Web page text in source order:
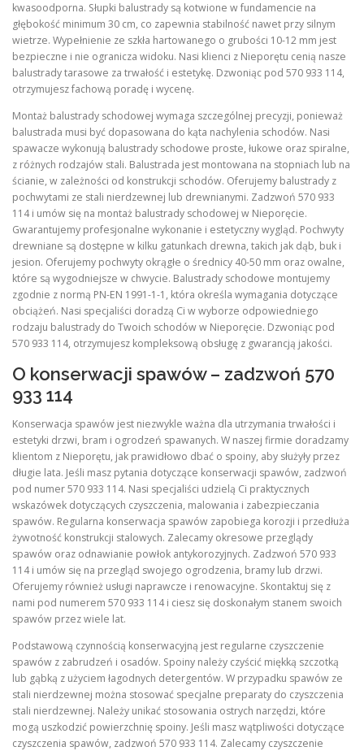
kwasoodporna. Słupki balustrady są kotwione w fundamencie na
głębokość minimum 30 cm, co zapewnia stabilność nawet przy silnym
wietrze. Wypełnienie ze szkła hartowanego o grubości 10-12 mm jest
bezpieczne i nie ogranicza widoku. Nasi klienci z Nieporętu cenią nasze
balustrady tarasowe za trwałość i estetykę. Dzwoniąc pod 570 933 114,
otrzymujesz fachową poradę i wycenę.
Montaż balustrady schodowej wymaga szczególnej precyzji, ponieważ
balustrada musi być dopasowana do kąta nachylenia schodów. Nasi
spawacze wykonują balustrady schodowe proste, łukowe oraz spiralne,
z różnych rodzajów stali. Balustrada jest montowana na stopniach lub na
ścianie, w zależności od konstrukcji schodów. Oferujemy balustrady z
pochwytami ze stali nierdzewnej lub drewnianymi. Zadzwoń 570 933
114 i umów się na montaż balustrady schodowej w Nieporęcie.
Gwarantujemy profesjonalne wykonanie i estetyczny wygląd. Pochwyty
drewniane są dostępne w kilku gatunkach drewna, takich jak dąb, buk i
jesion. Oferujemy pochwyty okrągłe o średnicy 40-50 mm oraz owalne,
które są wygodniejsze w chwycie. Balustrady schodowe montujemy
zgodnie z normą PN-EN 1991-1-1, która określa wymagania dotyczące
obciążeń. Nasi specjaliści doradzą Ci w wyborze odpowiedniego
rodzaju balustrady do Twoich schodów w Nieporęcie. Dzwoniąc pod
570 933 114, otrzymujesz kompleksową obsługę z gwarancją jakości.
O konserwacji spawów – zadzwoń 570
933 114
Konserwacja spawów jest niezwykle ważna dla utrzymania trwałości i
estetyki drzwi, bram i ogrodzeń spawanych. W naszej firmie doradzamy
klientom z Nieporętu, jak prawidłowo dbać o spoiny, aby służyły przez
długie lata. Jeśli masz pytania dotyczące konserwacji spawów, zadzwoń
pod numer 570 933 114. Nasi specjaliści udzielą Ci praktycznych
wskazówek dotyczących czyszczenia, malowania i zabezpieczania
spawów. Regularna konserwacja spawów zapobiega korozji i przedłuża
żywotność konstrukcji stalowych. Zalecamy okresowe przeglądy
spawów oraz odnawianie powłok antykorozyjnych. Zadzwoń 570 933
114 i umów się na przegląd swojego ogrodzenia, bramy lub drzwi.
Oferujemy również usługi naprawcze i renowacyjne. Skontaktuj się z
nami pod numerem 570 933 114 i ciesz się doskonałym stanem swoich
spawów przez wiele lat.
Podstawową czynnością konserwacyjną jest regularne czyszczenie
spawów z zabrudzeń i osadów. Spoiny należy czyścić miękką szczotką
lub gąbką z użyciem łagodnych detergentów. W przypadku spawów ze
stali nierdzewnej można stosować specjalne preparaty do czyszczenia
stali nierdzewnej. Należy unikać stosowania ostrych narzędzi, które
mogą uszkodzić powierzchnię spoiny. Jeśli masz wątpliwości dotyczące
czyszczenia spawów, zadzwoń 570 933 114. Zalecamy czyszczenie